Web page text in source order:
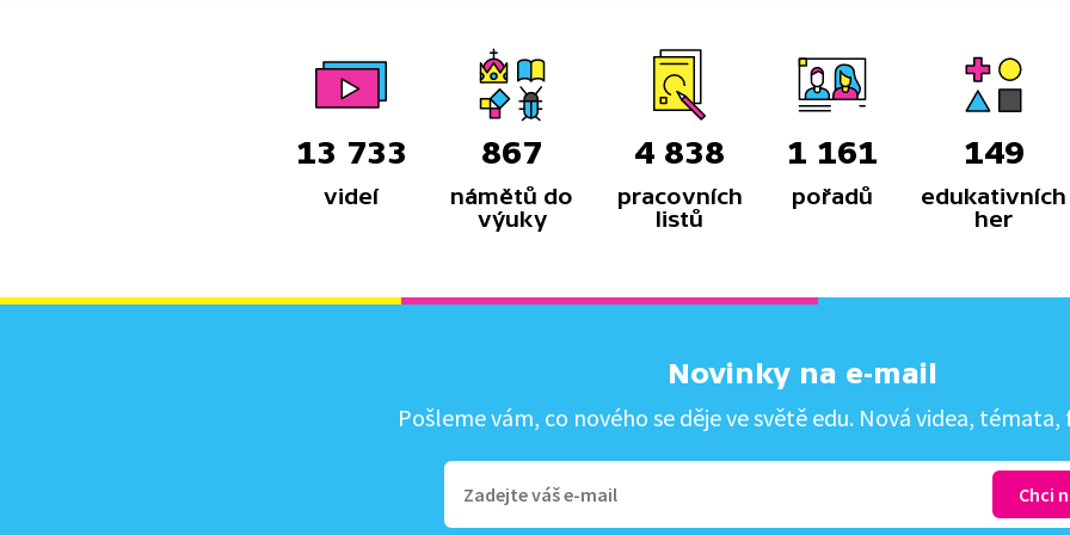
záchrannou akci – hašení požáru.
13 733
videí
867
námětů do
výuky
4 838
pracovních
listů
1 161
pořadů
149
edukativních
her
Novinky na e-mail
Pošleme vám, co nového se děje ve světě edu. Nová videa, témata,